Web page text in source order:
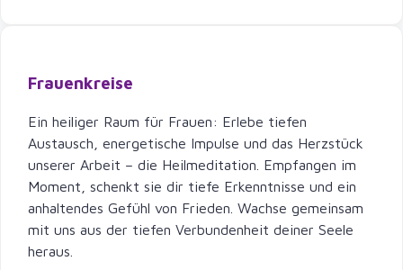
Frauenkreise
Ein heiliger Raum für Frauen: Erlebe tiefen
Austausch, energetische Impulse und das Herzstück
unserer Arbeit – die Heilmeditation. Empfangen im
Moment, schenkt sie dir tiefe Erkenntnisse und ein
anhaltendes Gefühl von Frieden. Wachse gemeinsam
mit uns aus der tiefen Verbundenheit deiner Seele
heraus.